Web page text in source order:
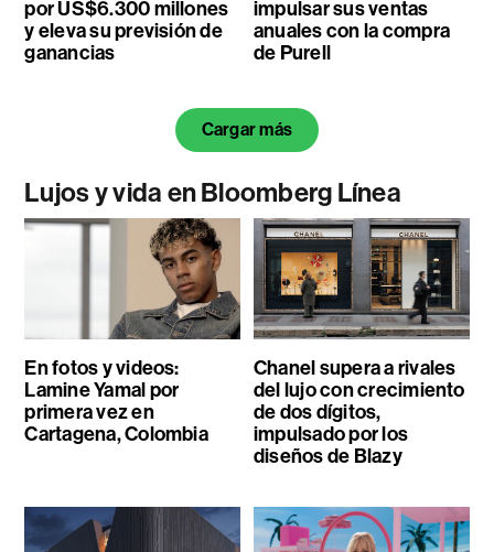
por US$6.300 millones
y eleva su previsión de
ganancias
impulsar sus ventas
anuales con la compra
de Purell
Cargar más
Lujos y vida en Bloomberg Línea
En fotos y videos:
Lamine Yamal por
primera vez en
Cartagena, Colombia
Chanel supera a rivales
del lujo con crecimiento
de dos dígitos,
impulsado por los
diseños de Blazy